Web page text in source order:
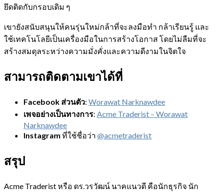
ยึดติดกับกรอบเดิม ๆ
เขายังสนับสนุนให้คนรุ่นใหม่กล้าที่จะลงมือทำ กล้าเรียนรู้ และ
ใช้เทคโนโลยีเป็นเครื่องมือในการสร้างโอกาส โดยไม่ลืมที่จะ
สร้างสมดุลระหว่างความมั่งคั่งและความดีงามในจิตใจ
สามารถติดตามเขาได้ที่
Facebook ส่วนตัว: Worawat Narknawdee
เพจอย่างเป็นทางการ: Acme Traderist – Worawat
Narknawdee
Instagram ที่ใช้ชื่อว่า @acmetraderist
สรุป
Acme Traderist หรือ ดร.วรวัฒน์ นาคแนวดี คือนักธุรกิจ นัก